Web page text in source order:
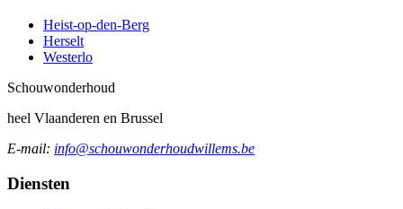
Heist-op-den-Berg
Herselt
Westerlo
Schouwonderhoud
heel Vlaanderen en Brussel
E-mail: info@schouwonderhoudwillems.be
Diensten